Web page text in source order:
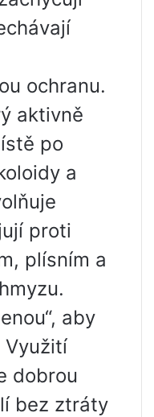
ochranu.
aktivně
po
a
proti
plísním a
aby
Využití
dobrou
bez ztráty